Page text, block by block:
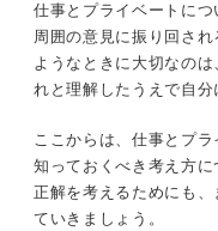
仕事とプラ
仕事とプラ
分の価値観
仕事とプライベートにつ
周囲の意見に振り回さ
ようなときに大切なの
れと理解したうえで自分
ここからは、仕事とプ
知っておくべき考え方
正解を考えるためにも
ていきましょう。
②仕事とプライベー
③仕事帰りに寄り道
④ストレッチなど軽い
⑤没頭できる趣味に